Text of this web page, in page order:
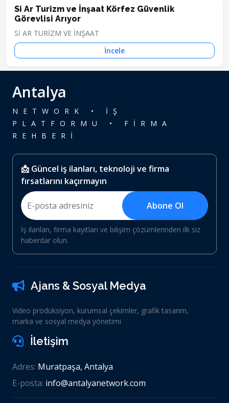
Si Ar Turizm ve İnşaat Körfez Güvenlik
Görevlisi Arıyor
Sİ AR TURİZM VE İNŞAAT
İncele
Antalya
NETWORK • İŞ
PLATFORMU • FİRMA
REHBERİ
📩 Güncel iş ilanları, teknoloji ve firma
fırsatlarını kaçırmayın
Abone Ol
İş ilanları, firma kayıtları ve bilişim çözümlerinden ilk siz
haberdar olun.
Ajans & Sosyal Medya
Video prodüksiyon, kurumsal çekimler, grafik tasarım,
marka ve sosyal medya yönetimi
İletişim
Adres: Muratpaşa, Antalya
E-posta: info@antalyanetwork.com